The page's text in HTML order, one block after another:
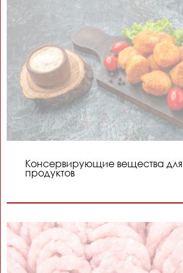
Консервирующие вещества
продуктов